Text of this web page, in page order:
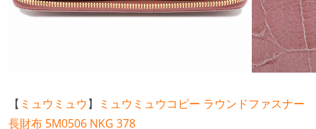
【 ミュウミュウ】
ミュウミュウコピー ラウンドファスナー
長財布 5M0506 NKG 378